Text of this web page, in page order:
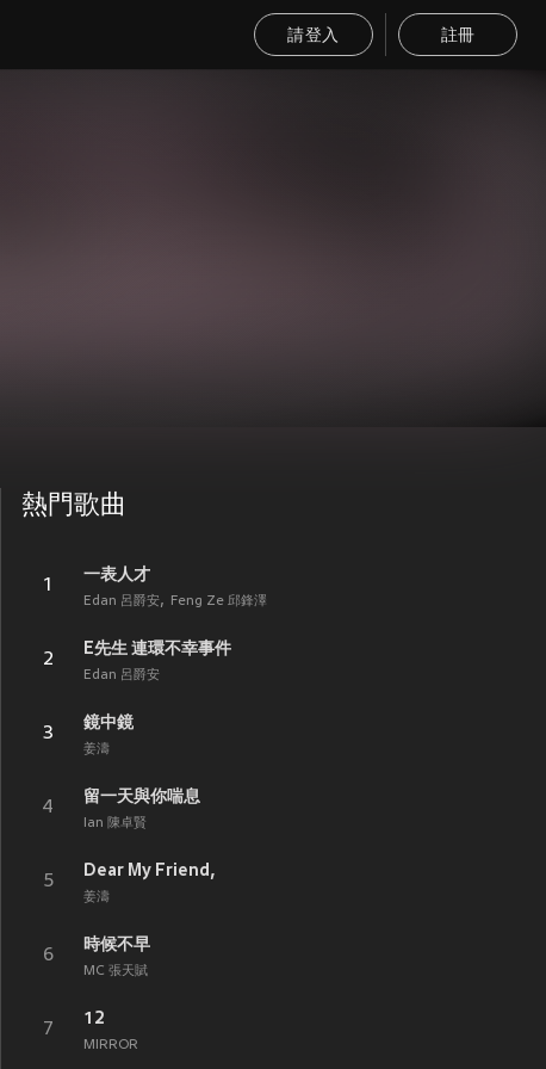
請登入 註冊
熱門歌曲
1
一表人才
Edan 呂爵安 Feng Ze 邱鋒澤
2
E先生 連環不幸事件
Edan 呂爵安
3
鏡中鏡
姜濤
4
留一天與你喘息
Ian 陳卓賢
5
Dear My Friend,
姜濤
6
時候不早
MC 張天賦
7
12
MIRROR